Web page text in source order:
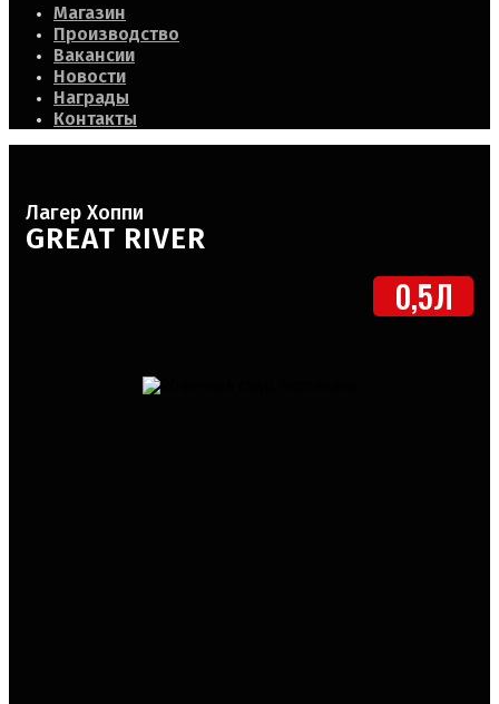
Магазин
Производство
Вакансии
Новости
Награды
Контакты
0,5Л
Лагер Хоппи
GREAT RIVER